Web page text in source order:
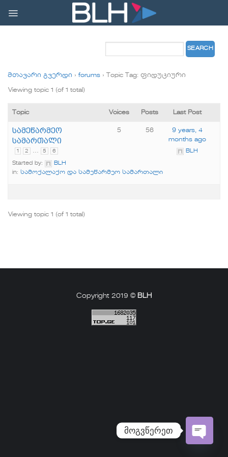
content
მთავარი გვერდი › forums › Topic Tag: ფიდუციური
Viewing topic 1 (of 1 total)
Topic Voices Posts Last Post
სამეწარმეო
სამართალი
1 2 … 5 6
Started by:
BLH
in: სამოქალაქო და სამეწარმეო სამართალი
5 56
9 years, 4
months ago
BLH
Viewing topic 1 (of 1 total)
Copyright 2019 © BLH
მოგვწერეთ